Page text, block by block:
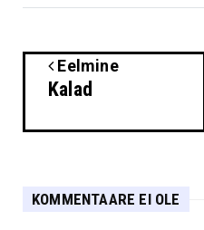
Eelmine
Kalad
KOMMENTAARE EI OLE